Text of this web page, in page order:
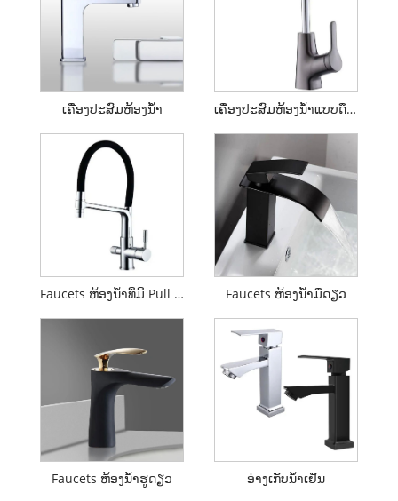
ເຄື່ອງປະສົມຫ້ອງນ້ຳ ເຄື່ອງປະສົມຫ້ອງນ້ຳແບບດຶງລົງ
Faucets ຫ້ອງນ້ໍາທີ່ມີ Pull Down Sprayer Faucets ຫ້ອງນ້ໍາມືດຽວ
Faucets ຫ້ອງນ້ໍາຮູດຽວ ອ່າງເກັບນໍ້າເຢັນ